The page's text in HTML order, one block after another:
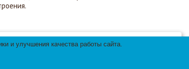
и улучшения качества работы сайта.